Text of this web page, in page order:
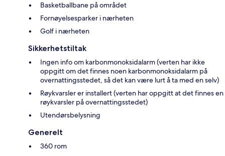
Basketballbane på området
Fornøyelsesparker i nærheten
Golf i nærheten
Sikkerhetstiltak
Ingen info om karbonmonoksidalarm (verten har ikke
oppgitt om det finnes noen karbonmonoksidalarm på
overnattingsstedet, så det kan være lurt å ta med en selv)
Røykvarsler er installert (verten har oppgitt at det finnes en
røykvarsler på overnattingsstedet)
Utendørsbelysning
Generelt
360 rom